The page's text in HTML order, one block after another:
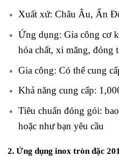
Xuất xứ: Châu Âu, Ấn
Ứng dụng: Gia công cơ
hóa chất, xi măng, đóng
Gia công: Có thể cung
Khả năng cung cấp:
Tiêu chuẩn đóng gói:
hoặc như bạn yêu cầu
2. Ứng dụng inox tròn đặc